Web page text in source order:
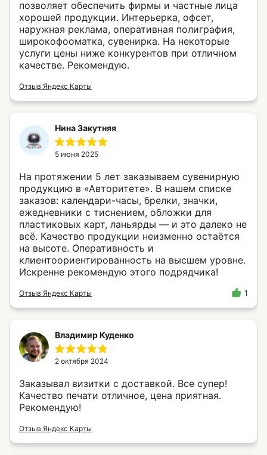
позволяет обеспечить фирмы и частные лица
хорошей продукции. Интерьерка, офсет,
наружная реклама, оперативная полиграфия,
широкофооматка, сувенирка. На некоторые
услуги цены ниже конкурентов при отличном
качестве. Рекомендую.
Отзыв Яндекс Карты
Нина Закутняя
5 июня 2025
На протяжении 5 лет заказываем сувенирную
продукцию в «Авторитете». В нашем списке
заказов: календари-часы, брелки, значки,
ежедневники с тиснением, обложки для
пластиковых карт, ланьярды — и это далеко не
всё. Качество продукции неизменно остаётся
на высоте. Оперативность и
клиентоориентированность на высшем уровне.
Искренне рекомендую этого подрядчика!
Отзыв Яндекс Карты 1
Владимир Куденко
2 октября 2024
Заказывал визитки с доставкой. Все супер!
Качество печати отличное, цена приятная.
Рекомендую!
Отзыв Яндекс Карты